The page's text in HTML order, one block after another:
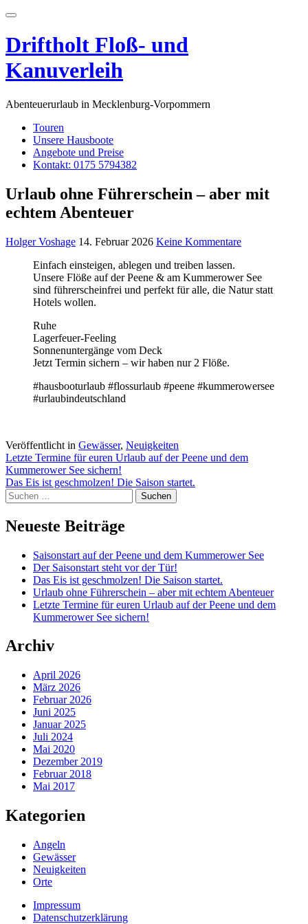
Skip
content
Toggle
Driftholt Floß- und
Kanuverleih
Abenteuerurlaub in Mecklenburg-Vorpommern
Touren
Unsere Hausboote
Angebote und Preise
Kontakt: 0175 5794382
Urlaub ohne Führerschein – aber mit
echtem Abenteuer
Holger Voshage 14. Februar 2026 Keine Kommentare
Einfach einsteigen, ablegen und treiben lassen.
Unsere Flöße auf der Peene & am Kummerower See
sind führerscheinfrei und perfekt für alle, die Natur statt
Hotels wollen.
Ruhe
Lagerfeuer-Feeling
Sonnenuntergänge vom Deck
Jetzt Termin sichern – wir haben nur 2 Flöße.
#hausbooturlaub #flossurlaub #peene #kummerowersee
#urlaubindeutschland
Veröffentlicht in Gewässer, Neuigkeiten
Beitragsnavigation
Letzte Termine für euren Urlaub auf der Peene und dem
Kummerower See sichern!
Das Eis ist geschmolzen! Die Saison startet.
Suchen
nach:
Neueste Beiträge
Saisonstart auf der Peene und dem Kummerower See
Der Saisonstart steht vor der Tür!
Das Eis ist geschmolzen! Die Saison startet.
Urlaub ohne Führerschein – aber mit echtem Abenteuer
Letzte Termine für euren Urlaub auf der Peene und dem
Kummerower See sichern!
Archiv
April 2026
März 2026
Februar 2026
Juni 2025
Januar 2025
Juli 2024
Mai 2020
Dezember 2019
Februar 2018
Mai 2017
Kategorien
Angeln
Gewässer
Neuigkeiten
Orte
Secondary
Impressum
Datenschutzerklärung